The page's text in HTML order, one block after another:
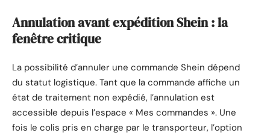
Annulation avant expédition Shein : la
fenêtre critique
La possibilité d’annuler une commande Shein dépend
du statut logistique. Tant que la commande affiche un
état de traitement non expédié, l’annulation est
accessible depuis l’espace « Mes commandes ». Une
fois le colis pris en charge par le transporteur, l’option